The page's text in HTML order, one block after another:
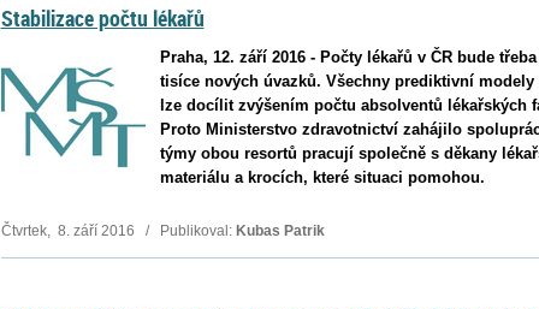
Stabilizace počtu lékařů
Praha, 12. září 2016 - Počty lékařů v ČR bude
tisíce nových úvazků. Všechny prediktivní
lze docílit zvýšením počtu absolventů lékařských
Proto Ministerstvo zdravotnictví zahájilo
týmy obou resortů pracují společně s děkany
materiálu a krocích, které situaci pomohou.
Čtvrtek, 8. září 2016 / Publikoval: Kubas Patrik